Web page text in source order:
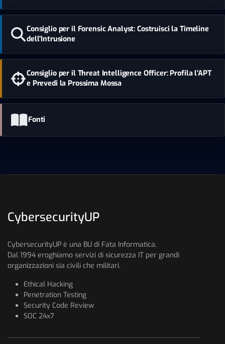
Consiglio per il Forensic Analyst: Costruisci la Timeline
dell'Intrusione
Consiglio per il Threat Intelligence Officer: Profila l'APT
e Prevedi la Prossima Mossa
Fonti
CybersecurityUP
CybersecurityUP è una BU di Fata Informatica.
Dal 1994 eroghiamo servizi di sicurezza IT per grandi
organizzazioni sia civili che militari.
Ethical Hacking
Penetration Testing
Security Code Review
SOC 24x7